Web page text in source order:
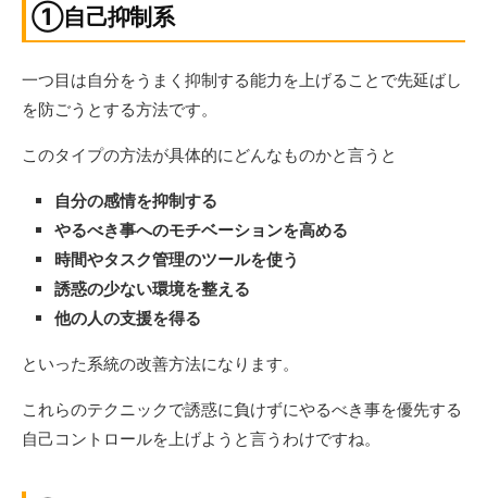
①自己抑制系
一つ目は自分をうまく抑制する能力を上げることで先延ばし
を防ごうとする方法です。
このタイプの方法が具体的にどんなものかと言うと
自分の感情を抑制する
やるべき事へのモチベーションを高める
時間やタスク管理のツールを使う
誘惑の少ない環境を整える
他の人の支援を得る
といった系統の改善方法になります。
これらのテクニックで誘惑に負けずにやるべき事を優先する
自己コントロールを上げようと言うわけですね。